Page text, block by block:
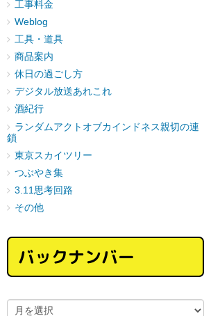
工事料金
Weblog
工具・道具
商品案内
休日の過ごし方
デジタル放送あれこれ
酒紀行
ランダムアクトオブカインドネス親切の連
鎖
東京スカイツリー
つぶやき集
3.11思考回路
その他
バックナンバー